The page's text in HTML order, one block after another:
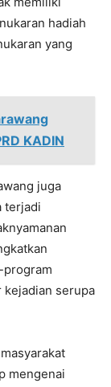
hadiah
yang
KADIN
juga
terjadi
program
kejadian serupa
mengenai